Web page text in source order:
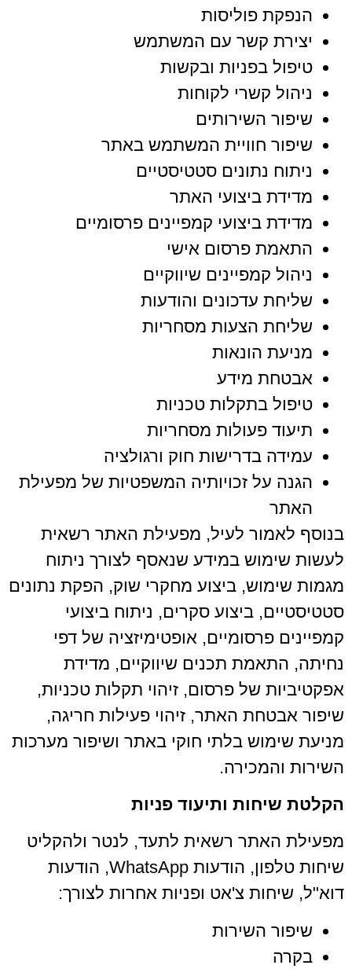
הנפקת פוליסות
יצירת קשר עם המשתמש
טיפול בפניות ובקשות
ניהול קשרי לקוחות
שיפור השירותים
שיפור חוויית המשתמש באתר
ניתוח נתונים סטטיסטיים
מדידת ביצועי האתר
מדידת ביצועי קמפיינים פרסומיים
התאמת פרסום אישי
ניהול קמפיינים שיווקיים
שליחת עדכונים והודעות
שליחת הצעות מסחריות
מניעת הונאות
אבטחת מידע
טיפול בתקלות טכניות
תיעוד פעולות מסחריות
עמידה בדרישות חוק ורגולציה
הגנה על זכויותיה המשפטיות של מפעילת
האתר
בנוסף לאמור לעיל, מפעילת האתר רשאית
לעשות שימוש במידע שנאסף לצורך ניתוח
מגמות שימוש, ביצוע מחקרי שוק, הפקת נתונים
סטטיסטיים, ביצוע סקרים, ניתוח ביצועי
קמפיינים פרסומיים, אופטימיזציה של דפי
נחיתה, התאמת תכנים שיווקיים, מדידת
אפקטיביות של פרסום, זיהוי תקלות טכניות,
שיפור אבטחת האתר, זיהוי פעילות חריגה,
מניעת שימוש בלתי חוקי באתר ושיפור מערכות
השירות והמכירה.
הקלטת שיחות ותיעוד פניות
מפעילת האתר רשאית לתעד, לנטר ולהקליט
שיחות טלפון, הודעות WhatsApp, הודעות
דוא"ל, שיחות צ'אט ופניות אחרות לצורך:
שיפור השירות
בקרה